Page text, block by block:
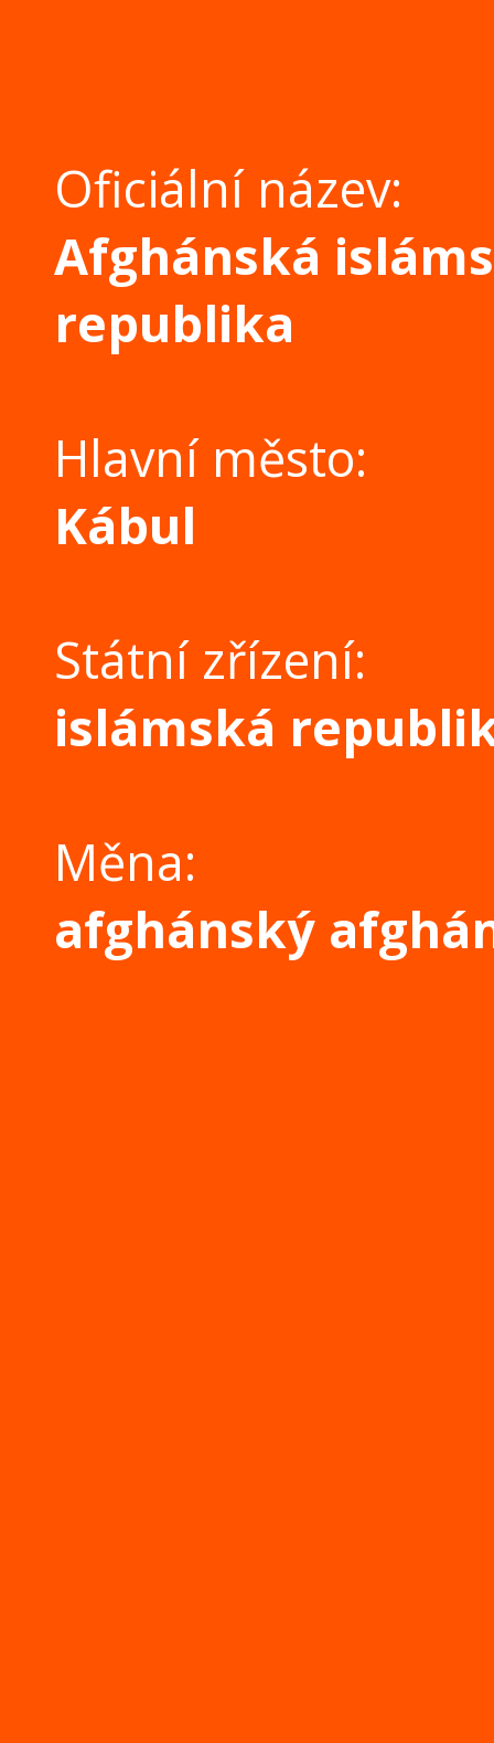
Oficiální název:
Afghánská
republika
Hlavní město:
Kábul
Státní zřízení:
islámská
Měna:
afghánský